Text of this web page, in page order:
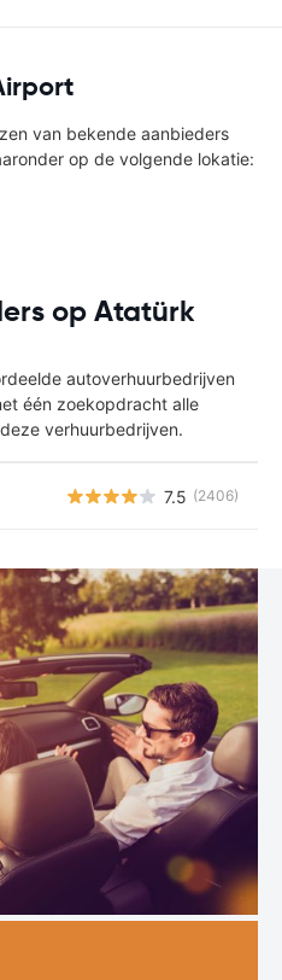
van bekende aanbieders
op de volgende lokatie:
op Atatürk
autoverhuurbedrijven
één zoekopdracht alle
verhuurbedrijven.
7.5 (2406)